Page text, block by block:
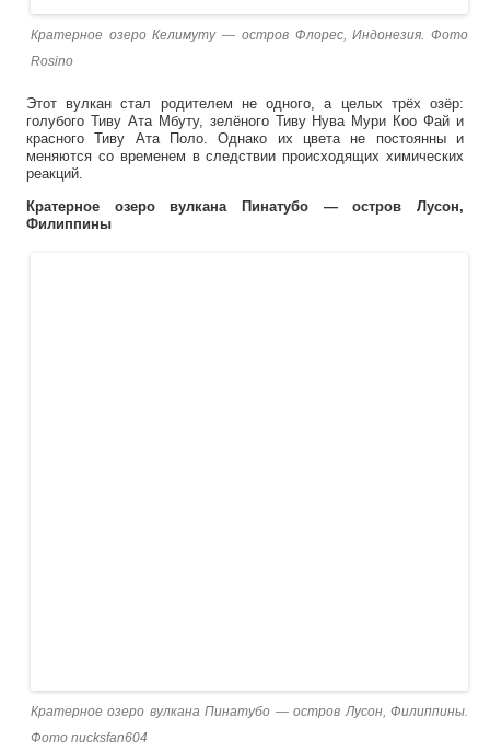
Кратерное озеро Келимуту — остров Флорес, Индонезия. Фото
Rosino
Этот вулкан стал родителем не одного, а целых трёх озёр:
голубого Тиву Ата Мбуту, зелёного Тиву Нува Мури Коо Фай и
красного Тиву Ата Поло. Однако их цвета не постоянны и
меняются со временем в следствии происходящих химических
реакций.
Кратерное озеро вулкана Пинатубо — oстров Лусон,
Филиппины
Кратерное озеро вулкана Пинатубо — oстров Лусон, Филиппины.
Фото nucksfan604